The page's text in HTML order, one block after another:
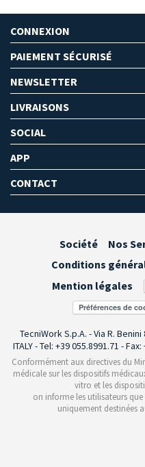
CONNEXION
PAIEMENT SÉCURISÉ
NEWSLETTER
LIVRAISONS
SOCIAL
APP
CONTACT
Société Nos
Conditions
Mention légales
Préférences de
TecniWork S.p.A. - Via R.
ITALY - Tel: +39 055.8991.71 -
Conformément aux directives du
médicale sur les dispositifs
vitro et les
on informe les utilisateurs
uniquement destinées